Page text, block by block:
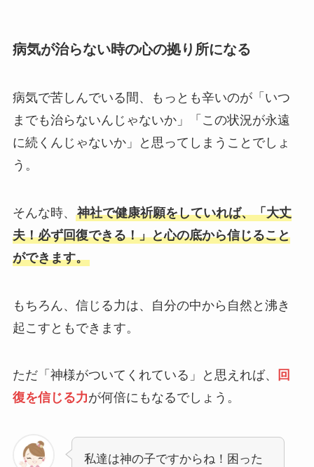
病気が治らない時の心の拠り所になる
病気で苦しんでいる間、もっとも辛いのが「いつ
までも治らないんじゃないか」「この状況が永遠
に続くんじゃないか」と思ってしまうことでしょ
う。
そんな時、 神社で健康祈願をしていれば、「大丈
夫！必ず回復できる！」と心の底から信じること
ができます。
もちろん、信じる力は、自分の中から自然と沸き
起こすともできます。
ただ「神様がついてくれている」と思えれば、
回
復を信じる力が何倍にもなるでしょう。
私達は神の子ですからね！困った